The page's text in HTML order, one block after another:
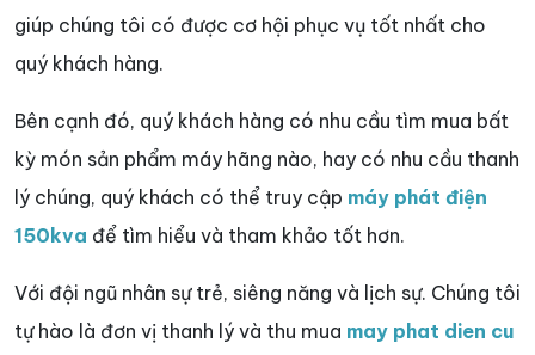
giúp chúng tôi có được cơ hội phục vụ tốt nhất cho
quý khách hàng.
Bên cạnh đó, quý khách hàng có nhu cầu tìm mua bất
kỳ món sản phẩm máy hãng nào, hay có nhu cầu thanh
lý chúng, quý khách có thể truy cập máy phát điện
150kva để tìm hiểu và tham khảo tốt hơn.
Với đội ngũ nhân sự trẻ, siêng năng và lịch sự. Chúng tôi
tự hào là đơn vị thanh lý và thu mua may phat dien cu